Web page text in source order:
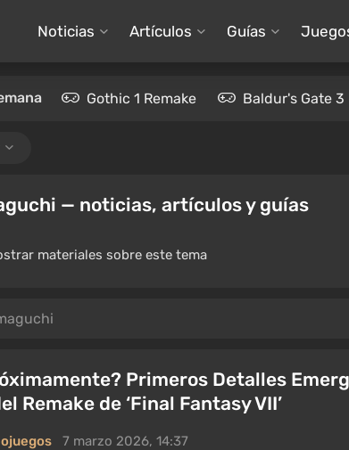
Noticias Artículos Guías
Gothic 1 Remake Baldur's Gate 3
— noticias, artículos y guías
materiales sobre este tema
Primeros Detalles
Remake de ‘Final Fantasy VII’
7 marzo 2026, 14:37